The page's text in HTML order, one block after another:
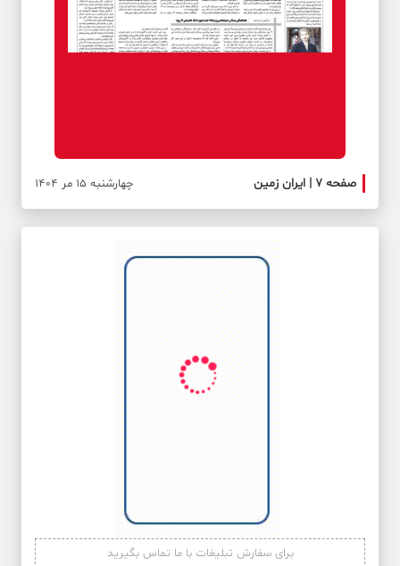
صفحه ۷ | ایران زمین چهارشنبه 15 مر 1404
برای سفارش تبلیغات با ما تماس بگیرید